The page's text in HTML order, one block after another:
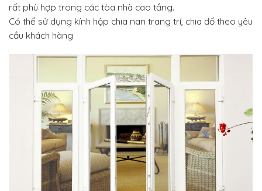
rất phù hợp trong các tòa nhà cao tầng.
Có thể sử dụng kính hộp chia nan trang trí, chia đố theo yêu
cầu khách hàng